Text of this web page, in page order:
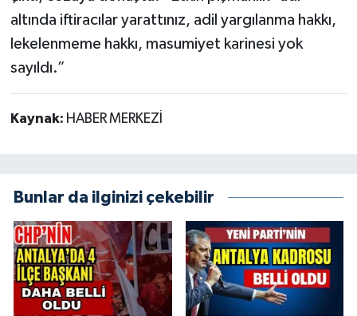
altında iftiracılar yarattınız, adil yargılanma hakkı,
lekelenmeme hakkı, masumiyet karinesi yok
sayıldı.”
Kaynak: HABER MERKEZİ
Bunlar da ilginizi çekebilir